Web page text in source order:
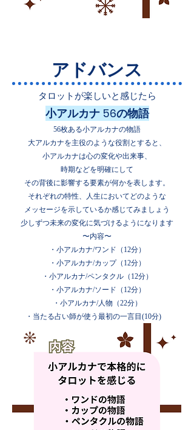
アドバンス
タロットが楽しいと感じたら
小アルカナ 56の物語
56枚ある小アルカナの物語
大アルカナを主役のような役割とすると、
小アルカナは心の変化や出来事、
時期などを明確にして
その背後に影響する要素が何かを表します。
それぞれの特性、人生において どのような
メッセージを示しているか感じてみましょう
​少しずつ未来の変化に気づけるようになります
〜内容〜
​・小アルカナ/ワンド（12分）
・小アルカナ/カップ（12分）
・小アルカナ/ペンタクル（12分）
​・小アルカナ/ソード（12分）
・小アルカナ/人物 （22分）
・当たる占い師が使う最初の一言目(10分)